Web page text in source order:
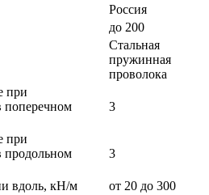
Россия
до 200
Стальная
пружинная
проволока
при
поперечном
3
при
продольном
3
вдоль, кН/м
от 20 до 300